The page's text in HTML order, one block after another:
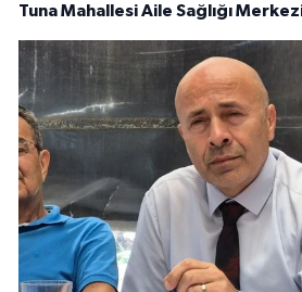
Tuna Mahallesi Aile Sağlığı Merkezi